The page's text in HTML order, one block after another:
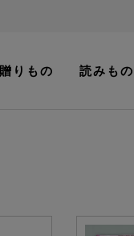
贈りもの 読みもの